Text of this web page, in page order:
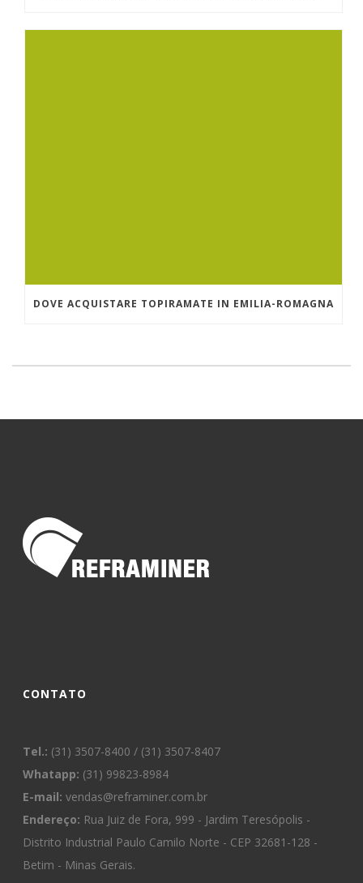
DOVE ACQUISTARE TOPIRAMATE IN EMILIA-ROMAGNA
CONTATO
Tel.: (31) 3507-8400 / (31) 3507-8407
Whatapp: (31) 99823-8984
E-mail: vendas@reframiner.com.br
Endereço: Rua Juiz de Fora, 999 - Jardim Teresópolis -
Distrito Industrial Paulo Camilo Norte - CEP 32681-128 -
Betim - Minas Gerais.